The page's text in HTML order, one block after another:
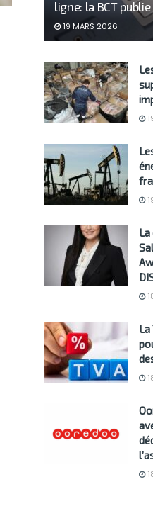
ligne: la BCT
19 MARS 2026
La